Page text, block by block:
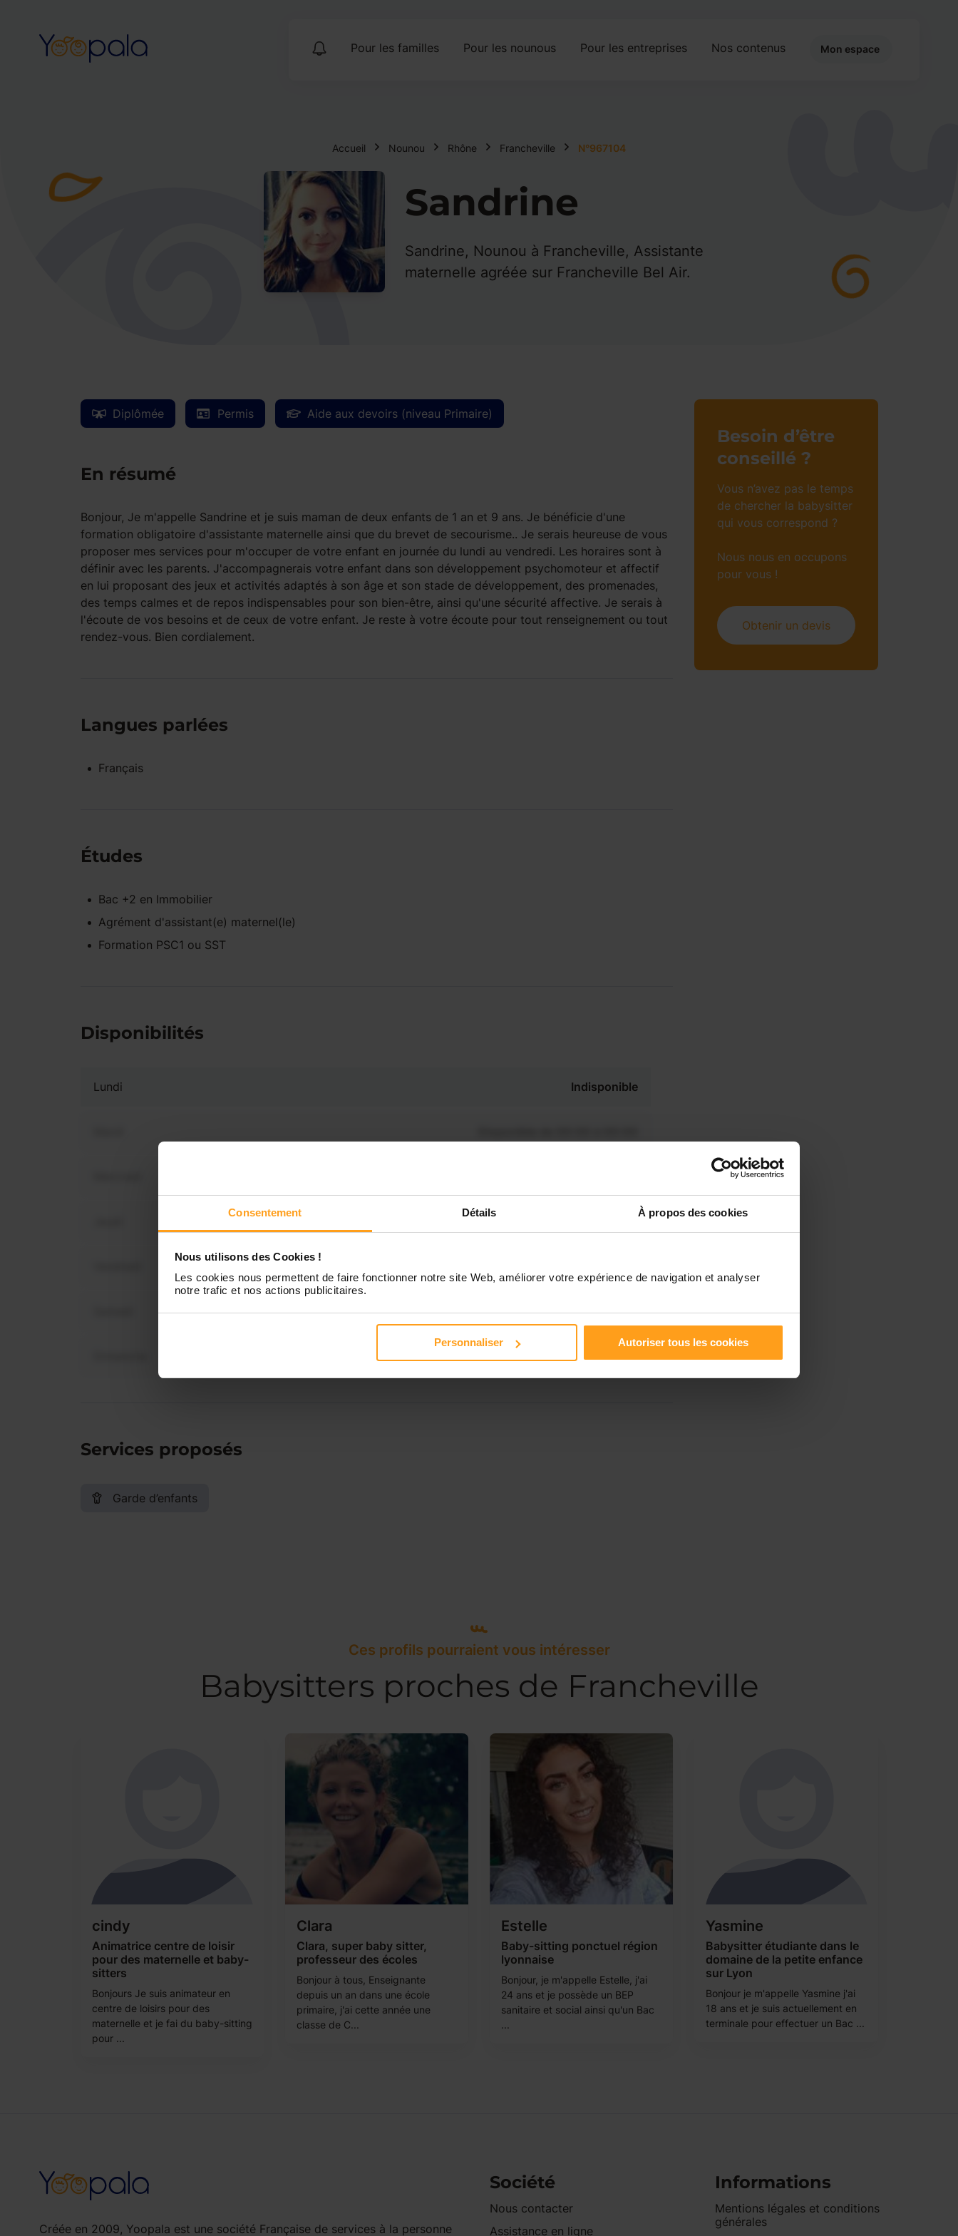
Consentement Détails À propos des cookies
Nous utilisons des Cookies !
Les cookies nous permettent de faire fonctionner notre site Web, améliorer votre expérience de navigation et analyser
notre trafic et nos actions publicitaires.
Personnaliser Autoriser tous les cookies
Pour les familles Pour les nounous Pour les entreprises Nos contenus Mon espace
Accueil Nounou Rhône Francheville N°967104
Sandrine
Sandrine, Nounou à Francheville, Assistante
maternelle agréée sur Francheville Bel Air.
Diplômée Permis Aide aux devoirs (niveau Primaire)
En résumé
Bonjour, Je m'appelle Sandrine et je suis maman de deux enfants de 1 an et 9 ans. Je bénéficie d'une
formation obligatoire d'assistante maternelle ainsi que du brevet de secourisme.. Je serais heureuse de vous
proposer mes services pour m'occuper de votre enfant en journée du lundi au vendredi. Les horaires sont à
définir avec les parents. J'accompagnerais votre enfant dans son développement psychomoteur et affectif
en lui proposant des jeux et activités adaptés à son âge et son stade de développement, des promenades,
des temps calmes et de repos indispensables pour son bien-être, ainsi qu'une sécurité affective. Je serais à
l'écoute de vos besoins et de ceux de votre enfant. Je reste à votre écoute pour tout renseignement ou tout
rendez-vous. Bien cordialement.
Langues parlées
Français
Études
Bac +2 en Immobilier
Agrément d'assistant(e) maternel(le)
Formation PSC1 ou SST
Disponibilités
Lundi Indisponible
Disponible de 00:00 à 00:00
Disponible de 00:00 à 00:00
Services proposés
Garde d’enfants
Besoin d’être
conseillé ?
Vous n’avez pas le temps
de chercher la babysitter
qui vous correspond ?
Nous nous en occupons
pour vous !
Obtenir un devis
Ces profils pourraient vous intéresser
Babysitters proches de Francheville
cindy
Animatrice centre de loisir
pour des maternelle et baby-
sitters
Bonjours Je suis animateur en
centre de loisirs pour des
maternelle et je fai du baby-sitting
pour ...
Clara
Clara, super baby sitter,
professeur des écoles
Bonjour à tous, Enseignante
depuis un an dans une école
primaire, j'ai cette année une
classe de C...
Estelle
Baby-sitting ponctuel région
lyonnaise
Bonjour, je m'appelle Estelle, j'ai
24 ans et je possède un BEP
sanitaire et social ainsi qu'un Bac
...
Yasmine
Babysitter étudiante dans le
domaine de la petite enfance
sur Lyon
Bonjour je m'appelle Yasmine j'ai
18 ans et je suis actuellement en
terminale pour effectuer un Bac ...
Créée en 2009, Yoopala est une société Française de services à la personne
Société
Nous contacter
Assistance en ligne
Informations
Mentions légales et conditions
générales